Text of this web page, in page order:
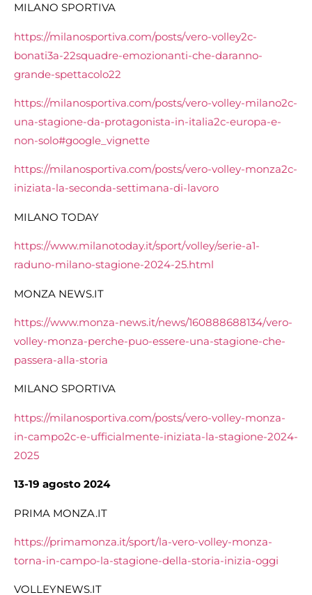
MILANO SPORTIVA
https://milanosportiva.com/posts/vero-volley2c-
bonati3a-22squadre-emozionanti-che-daranno-
grande-spettacolo22
https://milanosportiva.com/posts/vero-volley-milano2c-
una-stagione-da-protagonista-in-italia2c-europa-e-
non-solo#google_vignette
https://milanosportiva.com/posts/vero-volley-monza2c-
iniziata-la-seconda-settimana-di-lavoro
MILANO TODAY
https://www.milanotoday.it/sport/volley/serie-a1-
raduno-milano-stagione-2024-25.html
MONZA NEWS.IT
https://www.monza-news.it/news/160888688134/vero-
volley-monza-perche-puo-essere-una-stagione-che-
passera-alla-storia
MILANO SPORTIVA
https://milanosportiva.com/posts/vero-volley-monza-
in-campo2c-e-ufficialmente-iniziata-la-stagione-2024-
2025
13-19 agosto 2024
PRIMA MONZA.IT
https://primamonza.it/sport/la-vero-volley-monza-
torna-in-campo-la-stagione-della-storia-inizia-oggi
VOLLEYNEWS.IT